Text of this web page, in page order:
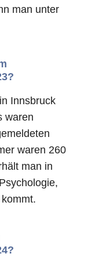
man unter
Innsbruck
waren
waren 260
man in
kommt.